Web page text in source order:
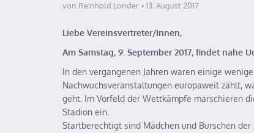
von Reinhold Londer 13. August 2017
Liebe Vereinsvertreter/Innen,
Am Samstag, 9. September 2017, findet nahe
In den vergangenen Jahren waren einige
Nachwuchsveranstaltungen europaweit zählt,
geht. Im Vorfeld der Wettkämpfe marschieren
Stadion ein.
Startberechtigt sind Mädchen und Burschen der